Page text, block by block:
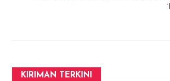
KIRIMAN TERKINI